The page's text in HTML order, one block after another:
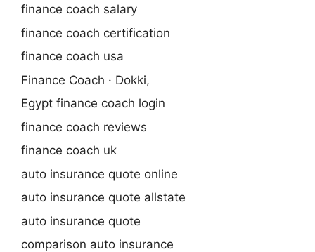
finance coach salary
finance coach certification
finance coach usa
Finance Coach · Dokki,
Egypt finance coach login
finance coach reviews
finance coach uk
auto insurance quote online
auto insurance quote allstate
auto insurance quote
comparison auto insurance